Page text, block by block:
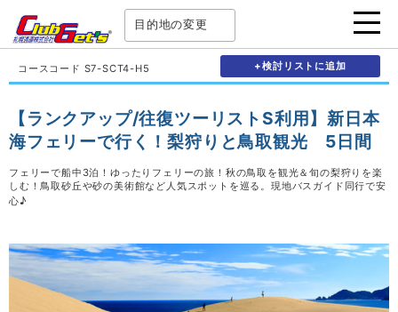
目的地の変更
コースコード S7-SCT4-H5 +検討リストに追加
【ランクアップ/往復ツーリストS利用】新日本
海フェリーで行く！梨狩りと鳥取観光 5日間
フェリーで船中3泊！ゆったりフェリーの旅！秋の鳥取を観光＆旬の梨狩りを楽
しむ！鳥取砂丘や砂の美術館など人気スポットを巡る。現地バスガイド同行で安
心♪